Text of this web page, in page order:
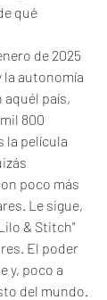
qué
de 2025
la autonomía
aquél país,
800
la película
poco más
Le sigue,
& Stitch"
El poder
y, poco a
del mundo.